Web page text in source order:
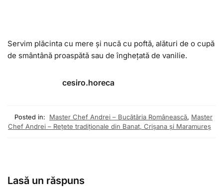
Servim plăcinta cu mere și nucă cu poftă, alături de o cupă
de smântână proaspătă sau de înghețată de vanilie.
cesiro.horeca
Posted in: Master Chef Andrei – Bucătăria Românească, Master
Chef Andrei – Rețete tradiționale din Banat, Crișana și Maramureș
Lasă un răspuns